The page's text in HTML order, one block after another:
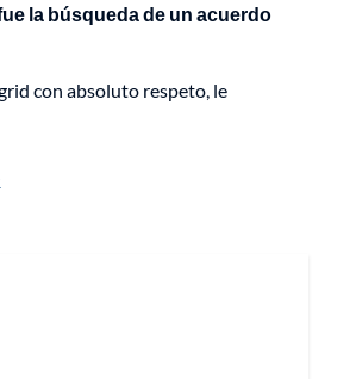
la búsqueda de un acuerdo
con absoluto respeto, le